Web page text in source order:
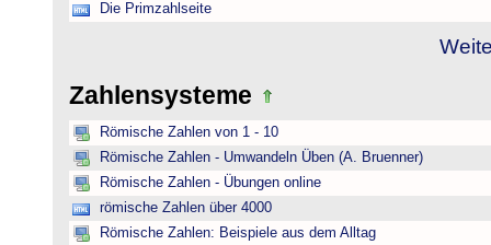
Die Primzahlseite
Zahlensysteme
Römische Zahlen von 1 - 10
Römische Zahlen - Umwandeln Üben (A. Bruenner)
Römische Zahlen - Übungen online
römische Zahlen über 4000
Römische Zahlen: Beispiele aus dem Alltag